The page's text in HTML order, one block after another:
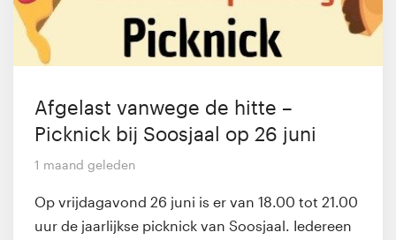
Afgelast vanwege de hitte –
Picknick bij Soosjaal op 26 juni
1 maand geleden
Op vrijdagavond 26 juni is er van 18.00 tot 21.00
uur de jaarlijkse picknick van Soosjaal. Iedereen